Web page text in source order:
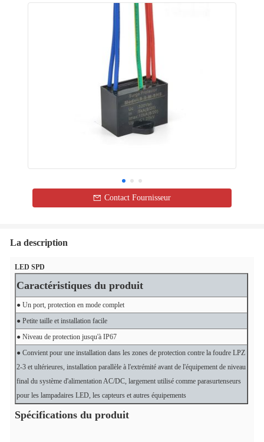
Contact Fournisseur
La description
LED SPD
Caractéristiques du produit
● Un port, protection en mode complet
● Petite taille et installation facile
● Niveau de protection jusqu'à IP67
● Convient pour une installation dans les zones de protection contre la foudre LPZ
2-3 et ultérieures, installation parallèle à l'extrémité avant de l'équipement de niveau
final du système d'alimentation AC/DC, largement utilisé comme parasurtenseurs
pour les lampadaires LED, les capteurs et autres équipements
Spécifications du produit